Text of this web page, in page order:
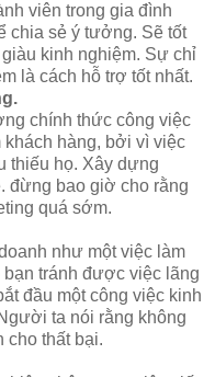
viên trong gia đình
chia sẻ ý tưởng. Sẽ tốt
kinh nghiệm. Sự chỉ
là cách hỗ trợ tốt nhất.
chính thức công việc
khách hàng, bởi vì việc
thiếu họ. Xây dựng
đừng bao giờ cho rằng
quá sớm.
như một việc làm
tránh được việc lãng
đầu một công việc kinh
ta nói rằng không
cho thất bại.